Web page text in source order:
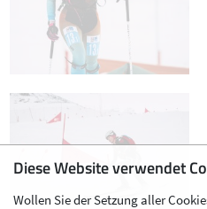
Diese Website verwendet
Wollen Sie der Setzung aller